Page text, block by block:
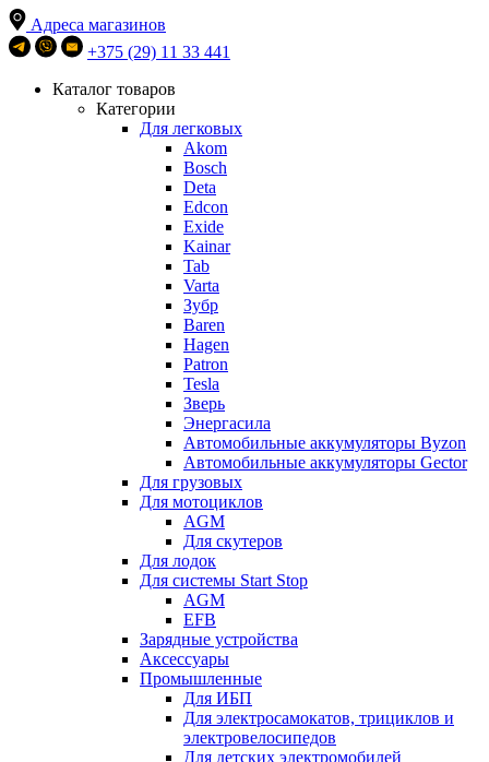
Адреса магазинов
+375 (29) 11 33 441
Каталог товаров
Категории
Для легковых
Akom
Bosch
Deta
Edcon
Exide
Kainar
Tab
Varta
Зубр
Baren
Hagen
Patron
Tesla
Зверь
Энергасила
Автомобильные аккумуляторы Byzon
Автомобильные аккумуляторы Gector
Для грузовых
Для мотоциклов
AGM
Для скутеров
Для лодок
Для системы Start Stop
AGM
EFB
Зарядные устройства
Аксессуары
Промышленные
Для ИБП
Для электросамокатов, трициклов и
электровелосипедов
Для детских электромобилей